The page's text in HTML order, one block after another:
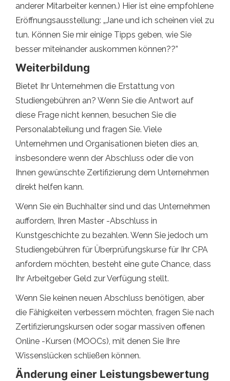
anderer Mitarbeiter kennen.) Hier ist eine empfohlene
Eröffnungsausstellung: „Jane und ich scheinen viel zu
tun. Können Sie mir einige Tipps geben, wie Sie
besser miteinander auskommen können??”
Weiterbildung
Bietet Ihr Unternehmen die Erstattung von
Studiengebühren an? Wenn Sie die Antwort auf
diese Frage nicht kennen, besuchen Sie die
Personalabteilung und fragen Sie. Viele
Unternehmen und Organisationen bieten dies an,
insbesondere wenn der Abschluss oder die von
Ihnen gewünschte Zertifizierung dem Unternehmen
direkt helfen kann.
Wenn Sie ein Buchhalter sind und das Unternehmen
auffordern, Ihren Master -Abschluss in
Kunstgeschichte zu bezahlen. Wenn Sie jedoch um
Studiengebühren für Überprüfungskurse für Ihr CPA
anfordern möchten, besteht eine gute Chance, dass
Ihr Arbeitgeber Geld zur Verfügung stellt.
Wenn Sie keinen neuen Abschluss benötigen, aber
die Fähigkeiten verbessern möchten, fragen Sie nach
Zertifizierungskursen oder sogar massiven offenen
Online -Kursen (MOOCs), mit denen Sie Ihre
Wissenslücken schließen können.
Änderung einer Leistungsbewertung